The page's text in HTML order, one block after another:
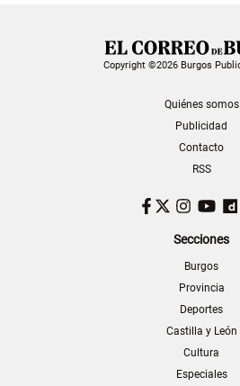
Copyright ©2026 Burgos
Quiénes somos
Publicidad
Contacto
RSS
Facebook
Twitter
Secciones
Burgos
Provincia
Deportes
Castilla y León
Cultura
Especiales